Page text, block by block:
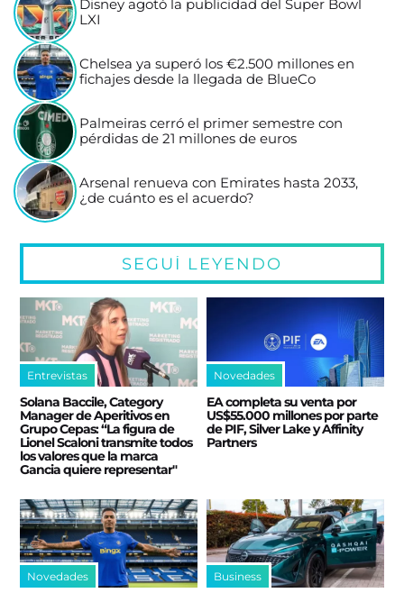
Disney agotó la publicidad del Super Bowl
LXI
Chelsea ya superó los €2.500 millones en
fichajes desde la llegada de BlueCo
Palmeiras cerró el primer semestre con
pérdidas de 21 millones de euros
Arsenal renueva con Emirates hasta 2033,
¿de cuánto es el acuerdo?
SEGUÍ LEYENDO
Entrevistas
Solana Baccile, Category
Manager de Aperitivos en
Grupo Cepas: “La figura de
Lionel Scaloni transmite todos
los valores que la marca
Gancia quiere representar"
Novedades
EA completa su venta por
US$55.000 millones por parte
de PIF, Silver Lake y Affinity
Partners
Novedades Business